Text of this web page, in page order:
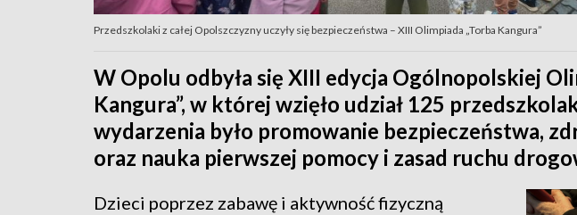
Przedszkolaki z całej Opolszczyzny uczyły się bezpieczeństwa – XIII Olimpiada „Torba Kangura”
W Opolu odbyła się XIII edycja Ogólnopolskiej
Kangura”, w której wzięło udział 125
wydarzenia było promowanie bezpieczeństwa,
oraz nauka pierwszej pomocy i zasad ruchu
Dzieci poprzez zabawę i aktywność fizyczną